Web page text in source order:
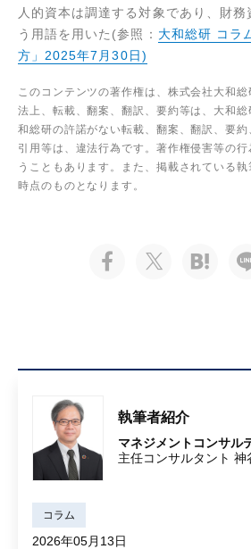
人的資本は調達する対象であり、財
う用語を用いた(参照： 大和総研 コラ
方」2025年7月30日)
このコンテンツの著作権は、株式会社大和
法上、転載、翻案、翻訳、要約等は、大和
和総研の許諾がない転載、翻案、翻訳、要
引用等は、違法行為です。著作権侵害等の
うこともあります。また、掲載されている
時点のものとなります。
執筆者紹介
マネジメントコンサル
主任コンサルタント 神
コラム
2026年05月13日